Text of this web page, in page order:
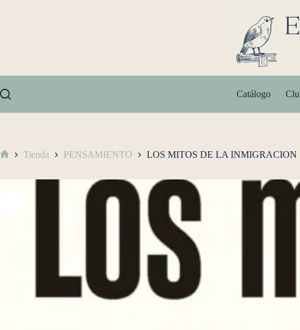
Catálogo
Tienda PENSAMIENTO LOS MITOS DE LA INMIGRACION